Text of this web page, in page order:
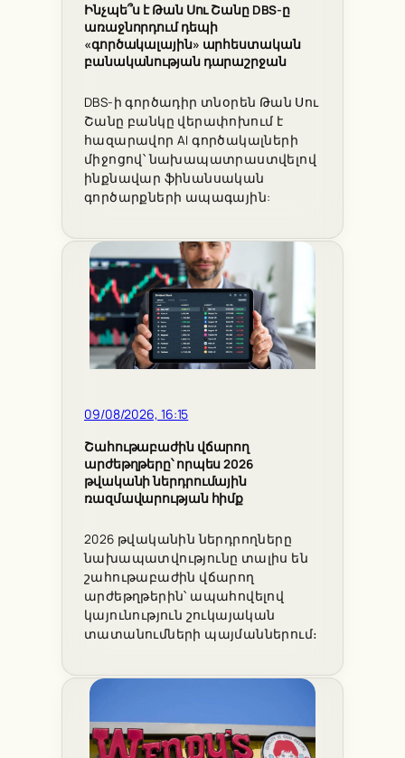
Ինչպե՞ս է Թան Սու Շանը DBS-ը
առաջնորդում դեպի
«գործակալային» արհեստական
բանականության դարաշրջան
DBS-ի գործադիր տնօրեն Թան Սու
Շանը բանկը վերափոխում է
հազարավոր AI գործակալների
միջոցով՝ նախապատրաստվելով
ինքնավար ֆինանսական
գործարքների ապագային:
09/08/2026, 16:15
Շահութաբաժին վճարող
արժեթղթերը՝ որպես 2026
թվականի ներդրումային
ռազմավարության հիմք
2026 թվականին ներդրողները
նախապատվությունը տալիս են
շահութաբաժին վճարող
արժեթղթերին՝ ապահովելով
կայունություն շուկայական
տատանումների պայմաններում։